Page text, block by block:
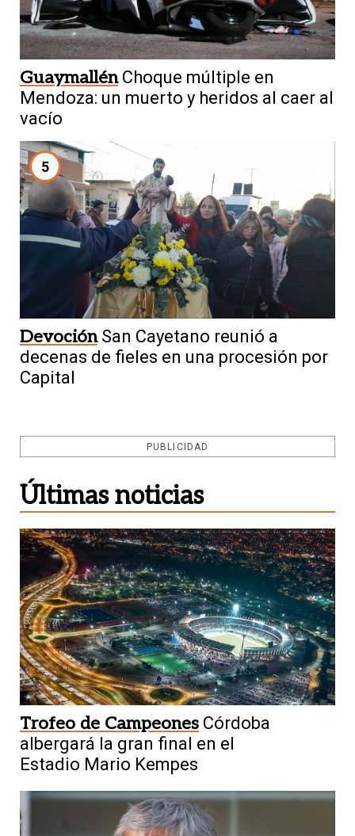
Guaymallén Choque múltiple en
Mendoza: un muerto y heridos al caer al
vacío
5
Devoción San Cayetano reunió a
decenas de fieles en una procesión por
Capital
PUBLICIDAD
Últimas noticias
Trofeo de Campeones Córdoba
albergará la gran final en el
Estadio Mario Kempes